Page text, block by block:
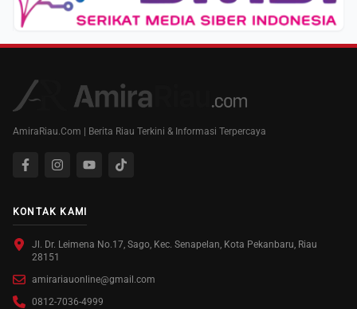
AmiraRiau.Com | Berita Riau Terkini & Informasi Terpercaya
KONTAK KAMI
Jl. Dr. Leimena No.17, Sago, Kec. Senapelan, Kota Pekanbaru, Riau
28151
amirariauonline@gmail.com
0812-7036-4999